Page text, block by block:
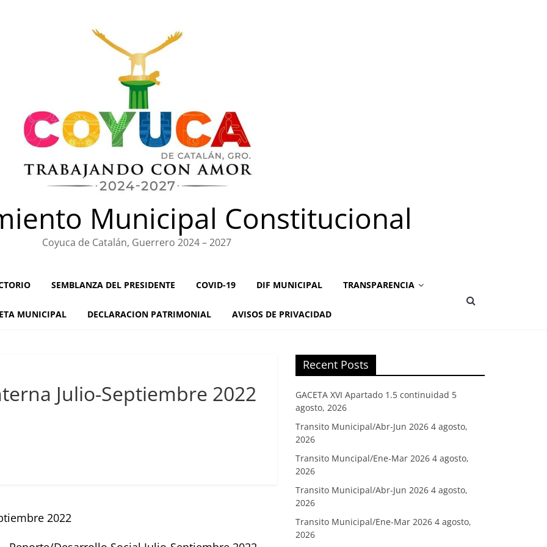
Municipal Constitucional
Coyuca de Catalán, Guerrero 2024 – 2027
SEMBLANZA DEL PRESIDENTE COVID-19 DIF MUNICIPAL TRANSPARENCIA
MUNICIPAL DECLARACION PATRIMONIAL AVISOS DE PRIVACIDAD
Julio-Septiembre 2022
2022
Recent Posts
GACETA XVI Apartado 1.5 continuidad 5
agosto, 2026
Transito Municipal/Abr-Jun 2026 4 agosto,
2026
Transito Muncipal/Ene-Mar 2026 4 agosto,
2026
Transito Municipal/Abr-Jun 2026 4 agosto,
2026
Transito Municipal/Ene-Mar 2026 4 agosto,
2026